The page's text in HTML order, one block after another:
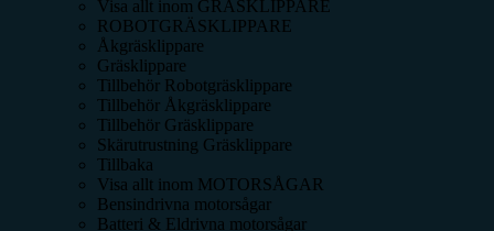
Visa allt inom GRÄSKLIPPARE
ROBOTGRÄSKLIPPARE
Åkgräsklippare
Gräsklippare
Tillbehör Robotgräsklippare
Tillbehör Åkgräsklippare
Tillbehör Gräsklippare
Skärutrustning Gräsklippare
Tillbaka
Visa allt inom MOTORSÅGAR
Bensindrivna motorsågar
Batteri & Eldrivna motorsågar